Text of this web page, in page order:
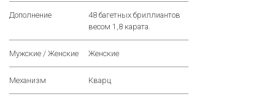
Дополнение
48 багетных бриллиантов
весом 1,8 карата.
Мужские / Женские Женские
Механизм Кварц